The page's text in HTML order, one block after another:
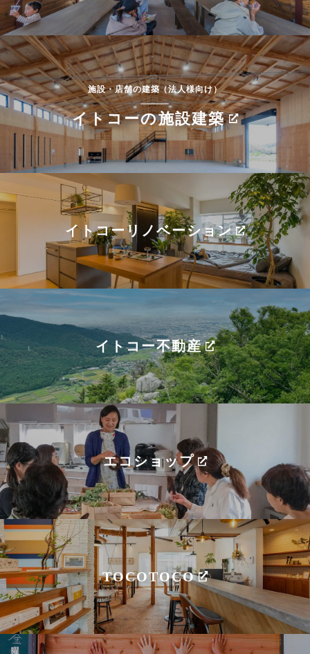
施設・店舗の建築（法人様向け）
イトコーの施設建築
イトコーリノベーション
イトコー不動産
エコショップ
TOCOTOCO